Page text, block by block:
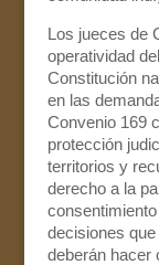
Los jueces de
operatividad
Constitución
en las
Convenio 169
protección
territorios y
derecho a la
decisiones
deberán hacer